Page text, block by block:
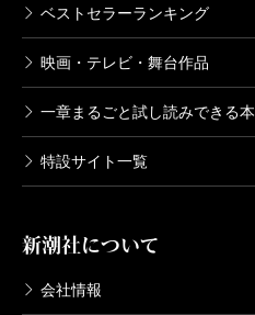
ベストセラーランキング
映画・テレビ・舞台作品
一章まるごと試し読みできる本
特設サイト一覧
新潮社について
会社情報